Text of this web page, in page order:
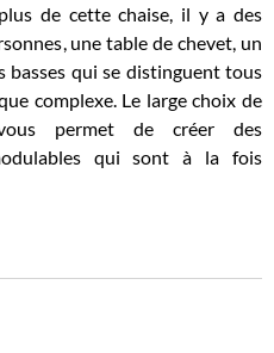
de cette chaise, il y a des
une table de chevet, un
basses qui se distinguent tous
complexe. Le large choix de
permet de créer des
qui sont à la fois